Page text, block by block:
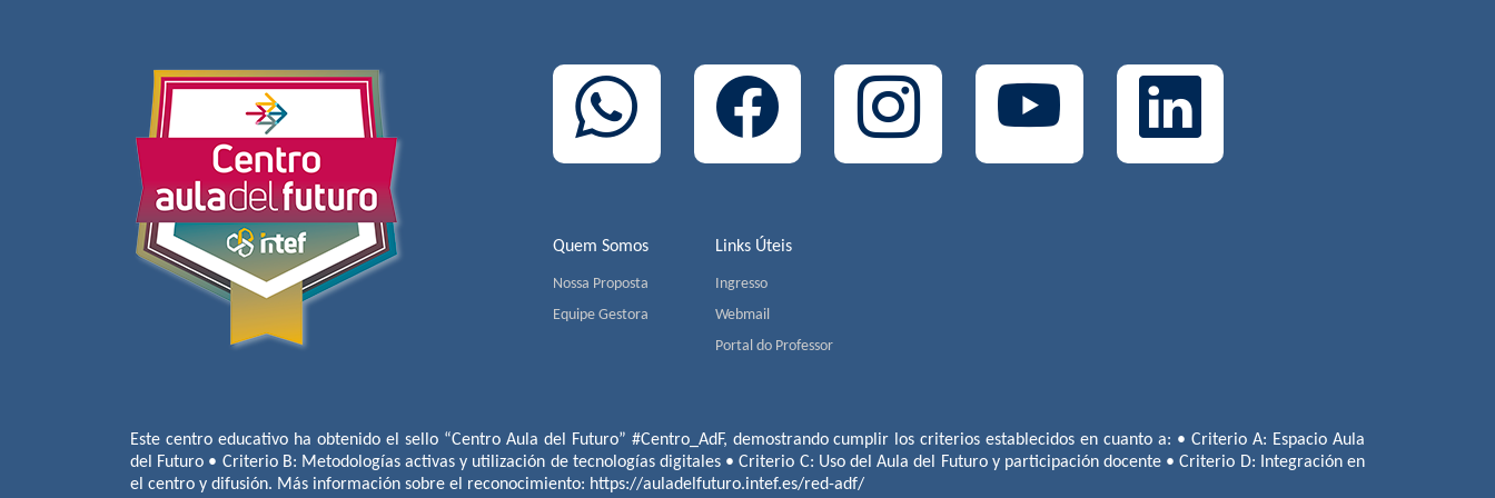
Quem Somos
Nossa Proposta
Equipe Gestora
Links Úteis
Ingresso
Webmail
Portal do Professor
Este centro educativo ha obtenido el sello “Centro Aula del Futuro” #Centro_AdF, demostrando cumplir los criterios establecidos en cuanto a: • Criterio A: Espacio Aula
del Futuro • Criterio B: Metodologías activas y utilización de tecnologías digitales • Criterio C: Uso del Aula del Futuro y participación docente • Criterio D: Integración en
el centro y difusión. Más información sobre el reconocimiento: https://auladelfuturo.intef.es/red-adf/